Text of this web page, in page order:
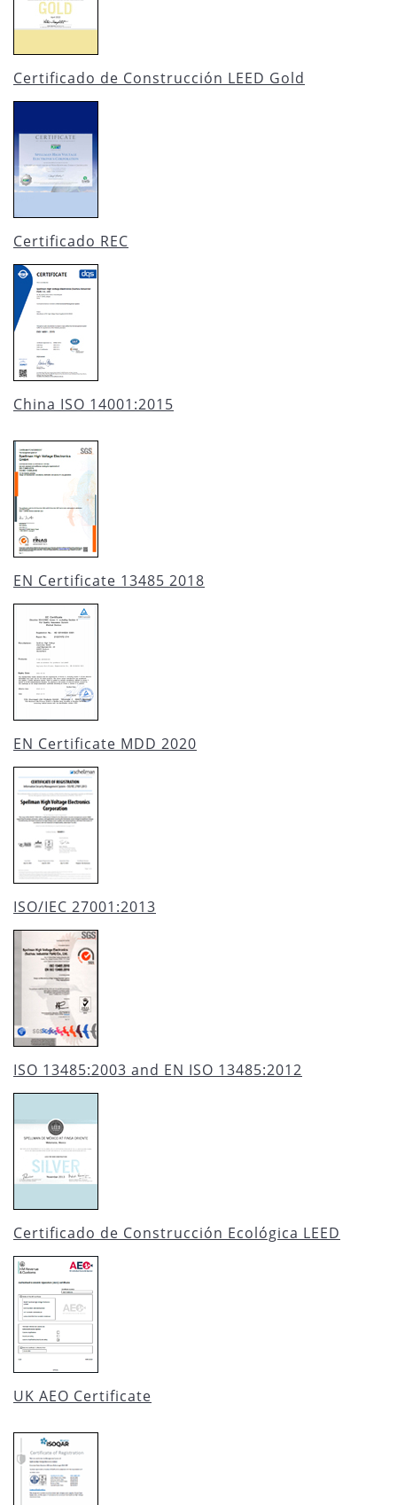
Certificado de Construcción LEED Gold
Certificado REC
China ISO 14001:2015
EN Certificate 13485 2018
EN Certificate MDD 2020
ISO/IEC 27001:2013
ISO 13485:2003 and EN ISO 13485:2012
Certificado de Construcción Ecológica LEED
UK AEO Certificate